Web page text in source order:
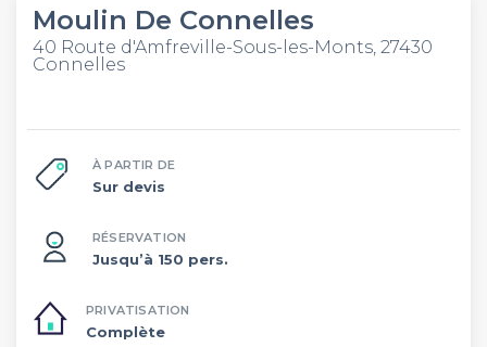
Moulin De Connelles
40 Route d'Amfreville-Sous-les-Monts, 27430
Connelles
À PARTIR DE
Sur devis
RÉSERVATION
Jusqu’à 150 pers.
PRIVATISATION
Complète